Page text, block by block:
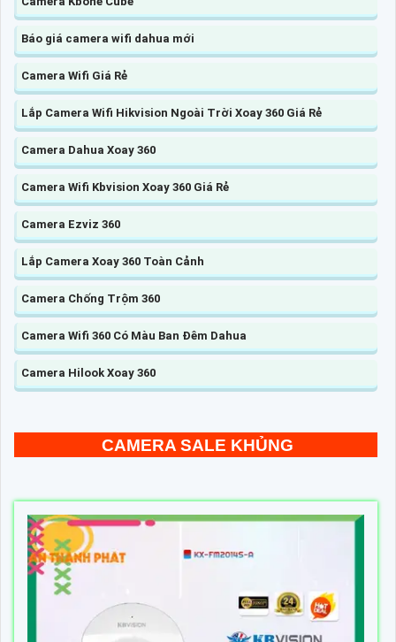
Báo giá camera wifi dahua mới
Camera Wifi Giá Rẻ
Lắp Camera Wifi Hikvision Ngoài Trời Xoay 360 Giá Rẻ
Camera Dahua Xoay 360
Camera Wifi Kbvision Xoay 360 Giá Rẻ
Camera Ezviz 360
Lắp Camera Xoay 360 Toàn Cảnh
Camera Chống Trộm 360
Camera Wifi 360 Có Màu Ban Đêm Dahua
Camera Hilook Xoay 360
CAMERA SALE KHỦNG